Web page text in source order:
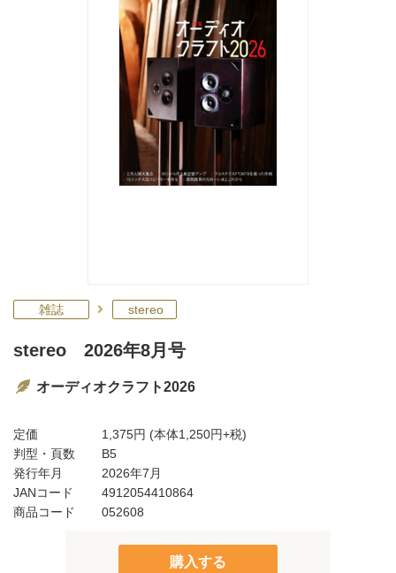
雑誌 stereo
stereo 2026年8月号
オーディオクラフト2026
定価 1,375円 (本体1,250円+税)
判型・頁数
B5
発行年月
2026年7月
JANコード
4912054410864
商品コード
052608
購入する